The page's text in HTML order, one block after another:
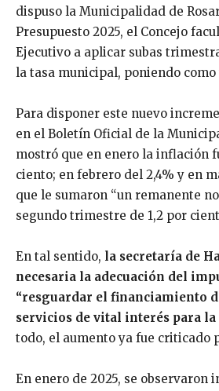
dispuso la Municipalidad de
Presupuesto 2025, el Concejo
Ejecutivo a aplicar subas
la tasa municipal, poniendo
Para disponer este nuevo
en el Boletín Oficial de la
mostró que en enero la inflación
ciento; en febrero del 2,4% y en
que le sumaron “un remanente
segundo trimestre de 1,2 por
En tal sentido, la secretaría de
necesaria la adecuación del
“resguardar el financiamiento
servicios de vital interés para la
todo, el aumento ya fue criticado
En enero de 2025, se observaron